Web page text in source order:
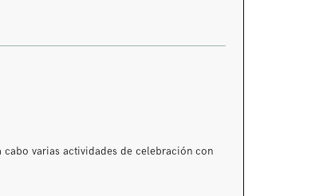
cabo varias actividades de celebración con